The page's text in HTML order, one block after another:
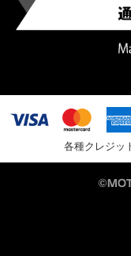
各種クレジッ